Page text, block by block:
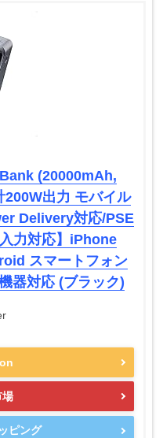
(20000mAh,
出力 モバイル
Delivery対応/PSE
力対応】iPhone
スマートフォン
器対応 (ブラック)
場
ピング